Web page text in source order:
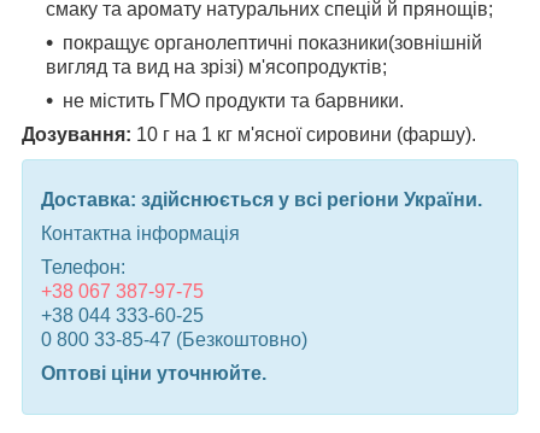
смаку та аромату натуральних спецій й прянощів;
покращує органолептичні показники(зовнішній
вигляд та вид на зрізі) м'ясопродуктів;
не містить ГМО продукти та барвники.
Дозування: 10 г на 1 кг м'ясної сировини (фаршу).
Доставка: здійснюється у всі регіони України.
Контактна інформація
Телефон:
+38 067 387-97-75
+38 044 333-60-25
0 800 33-85-47 (Безкоштовно)
Оптові ціни уточнюйте.